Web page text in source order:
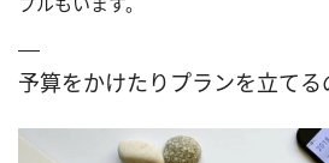
予算をかけたりプランを立てる